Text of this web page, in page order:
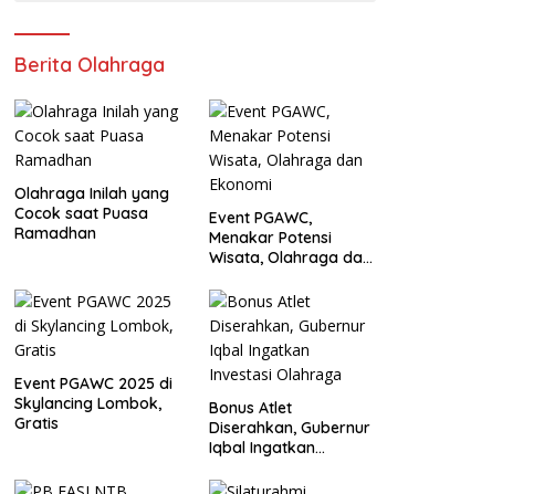
Berita Olahraga
Olahraga Inilah yang
Cocok saat Puasa
Ramadhan
Event PGAWC,
Menakar Potensi
Wisata, Olahraga dan
Event PGAWC 2025 di
Skylancing Lombok,
Gratis
Bonus Atlet
Diserahkan, Gubernur
Iqbal Ingatkan